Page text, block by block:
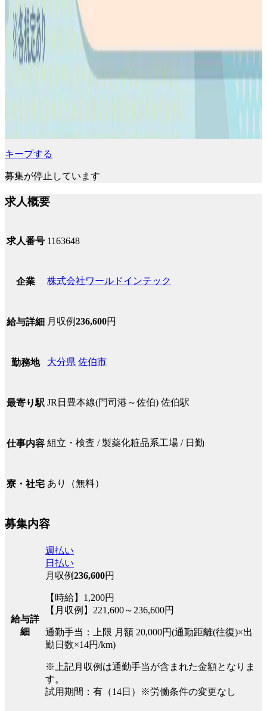
キープする
募集が停止しています
求人概要
求人番号 1163648
企業 株式会社ワールドインテック
給与詳細 月収例236,600円
勤務地 大分県 佐伯市
最寄り駅 JR日豊本線(門司港～佐伯) 佐伯駅
仕事内容 組立・検査 / 製薬化粧品系工場 / 日勤
寮・社宅 あり（無料）
募集内容
給与詳
細
週払い
日払い
月収例236,600円
【時給】1,200円
【月収例】221,600～236,600円
通勤手当：上限 月額 20,000円(通勤距離(往復)×出
勤日数×14円/km)
※上記月収例は通勤手当が含まれた金額となりま
す。
試用期間：有（14日）※労働条件の変更なし